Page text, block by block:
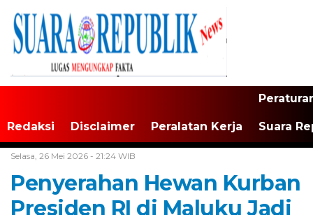
Redaksi Disclaimer Peralatan Kerja Suara
Selasa, 26 Mei 2026 - 21:24 WIB
Penyerahan Hewan Kurban
Presiden RI di Maluku Jadi